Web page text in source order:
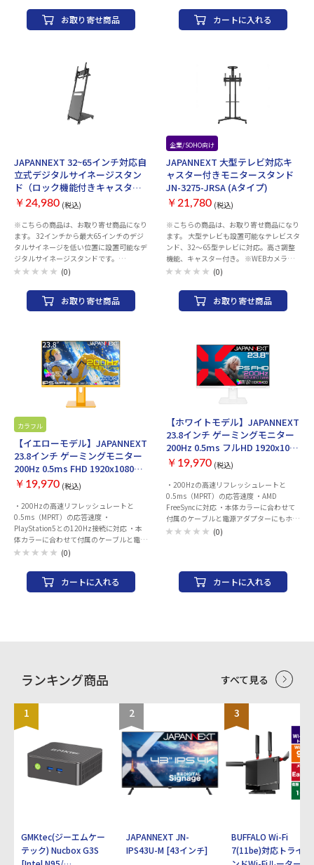
3840x2160 視野角（上下/左右）：
178/178 画素ピッチ：0.163 mm HDR方
式：HDR10 表示色：1677万色 色域：
度：オーバードライブ時：2ms(GtoG) リ
フレッシュレート(垂直走査周波数)：75
Hz 最大消費電力：45 W 入力端子：
HDMI2.0x2 DisplayPort1.2x2 スピーカ
ー：搭載 音声出力端子：○ HDCP：
HDCP2.2 リモコン：なし VESAマウント：
上)：-5°/15° FreeSync：FreeSync 幅x高さ
x奥行き：638x485x195 mm 重量：4.8 kg
付属品：HDMIケーブル/電源ケーブル/電
源アダプター/マニュアル/ VESAマウント
延長スペーサー/保証書 保証期間：1年
お取り寄せ商品
す。携帯性に優れ、外出時やテレワークな
ど場所を選ばすディスプレイを活用できま
カートに入れる
JAPANNEXT 32~65インチ対応自
立式デジタルサイネージスタン
ド（ロック機能付きキャスター
搭載） JN-DS3265-CA (Dタイ
￥24,980 (税込)
※こちらの商品は、お取り寄せ商品になり
ます。 32インチから最大65インチのデジ
タルサイネージを低い位置に設置可能なデ
ジタルサイネージスタンドです。
100x100mmから最大400x400mmの幅広
ター（耐荷重40kg）を横でも縦でも設置
が可能です。最大40kgまでのサイネージ
の設置に対応。縦(100/200/300/400mm)
します。(M4x20mm x4, M5x20mm x4,
M6x25mm x4, M8x25mm x4) 4段階の高さ
調整が可能（ネジによる固定式 最上部高
さ 980mm / 1060mm / 1140mm /
1220mm）、またモニター取り付け部分
はチルト機能を装備しますのでサイネージ
を-15°〜＋15°の範囲内で最適な角度に調
整が可能です。 ロック機能付きのキャスタ
ーを装備し設置場所を手軽に移動すること
が可能です。折りたたんでコンパクトに収
納することが可能です（モニターを外した
状態で折りたたんでください）。
(0)
お取り寄せ商品
企業/SOHO向け
JAPANNEXT 大型テレビ対応キ
ャスター付きモニタースタンド
JN-3275-JRSA (Aタイプ)
￥21,780 (税込)
※こちらの商品は、お取り寄せ商品になり
ます。 大型テレビも設置可能なテレビスタ
ンド、32～65型テレビに対応。高さ調整
機能、キャスター付き。 ※WEBカメラ天
板は55インチ以下のモニター設置時のみ
ジは汎用品（10mm）のため、全てのモニ
ター型番には対応しておりません。 モニ
ターによっては、ワッシャーなどで調整い
お願い申し上げます。
(0)
お取り寄せ商品
カラフル
【イエローモデル】JAPANNEXT
23.8インチ ゲーミングモニター
200Hz 0.5ms FHD 1920x1080
IPSパネル
(HDMI/DisplayPort/VESA対応/
高さ調節/回転(ピボット)機能/ブ
ルーライトカット / 視野角178°)
JN-IPS238G200F-HSP-YE
￥19,970 (税込)
・200Hzの高速リフレッシュレートと
0.5ms（MPRT）の応答速度 ・
PlayStation5との120Hz接続に対応 ・本
体カラーに合わせて付属のケーブルと電源
アダプターにもホワイトを採用。 ・背面
ンオフのみの機能となります。単色での固
定はできません。
(0)
カートに入れる
【ホワイトモデル】JAPANNEXT
23.8インチ ゲーミングモニター
200Hz 0.5ms フルHD 1920x1080
解像度 IPS パネル ディスプレイ
(HDMI/DisplayPort/VESA対応/
高さ調節/回転(ピボット)機能/ブ
ルーライトカット / 視野角178°)
JN-IPS238G200F-HSP-W
￥19,970 (税込)
・200Hzの高速リフレッシュレートと
0.5ms（MPRT）の応答速度 ・AMD
FreeSyncに対応 ・本体カラーに合わせて
付属のケーブルと電源アダプターにもホワ
イトを採用。 ・背面LEDがカラーグラデー
(0)
カートに入れる
ランキング商品 すべて見る
1
GMKtec(ジーエムケー
テック) Nucbox G3S
2
JAPANNEXT JN-
IPS43U-M [43インチ]
3
BUFFALO Wi-Fi
7(11be)対応トライバ